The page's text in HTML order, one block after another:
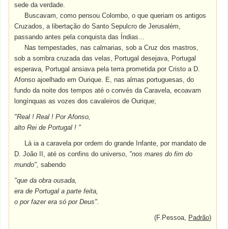
sede da verdade.
Buscavam, como pensou Colombo, o que queriam os antigos
Cruzados, a libertação do Santo Sepulcro de Jerusalém,
passando antes pela conquista das Índias...
Nas tempestades, nas calmarias, sob a Cruz dos mastros,
sob a sombra cruzada das velas, Portugal desejava, Portugal
esperava, Portugal ansiava pela terra prometida por Cristo a D.
Afonso ajoelhado em Ourique. E, nas almas portuguesas, do
fundo da noite dos tempos até o convés da Caravela, ecoavam
longínquas as vozes dos cavaleiros de Ourique;
"Real ! Real ! Por Afonso,
alto Rei de Portugal ! "
Lá ia a caravela por ordem do grande Infante, por mandato de
D. João II, até os confins do universo, "nos mares do fim do
mundo",sabendo
"que da obra ousada,
era de Portugal a parte feita,
o por fazer era só por Deus".
(F.Pessoa, Padrão)